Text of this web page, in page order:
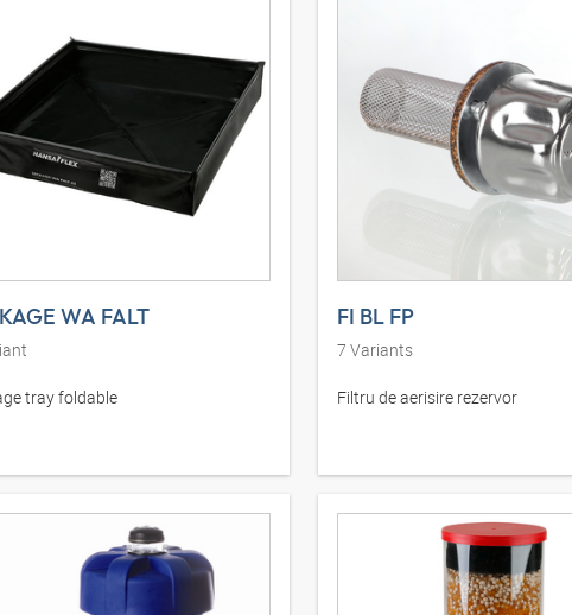
WA FALT
tray foldable
FI BL FP
7 Variants
Filtru de aerisire rezervor